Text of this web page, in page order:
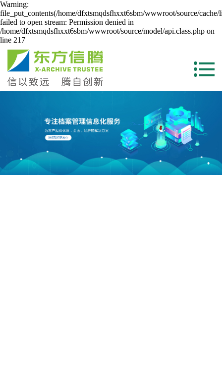
Warning:
file_put_contents(/home/dfxtsmqdsfhxxt6sbm/wwwroot/source/cache/
failed to open stream: Permission denied in
/home/dfxtsmqdsfhxxt6sbm/wwwroot/source/model/api.class.php on
line 217